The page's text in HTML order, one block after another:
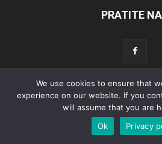
PRATITE
Početna Aktualno Test Tehnika
Lifestyle
© Autopress - Sva prava
We use cookies to ensure that
experience on our website. If you
will assume that you are
Ok
Privacy